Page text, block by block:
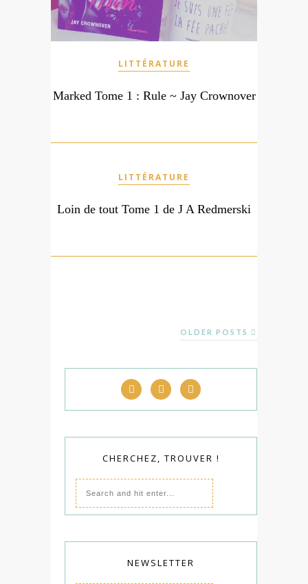
LITTÉRATURE
Marked Tome 1 : Rule ~ Jay Crownover
LITTÉRATURE
Loin de tout Tome 1 de J A Redmerski
OLDER POSTS
CHERCHEZ, TROUVER !
NEWSLETTER